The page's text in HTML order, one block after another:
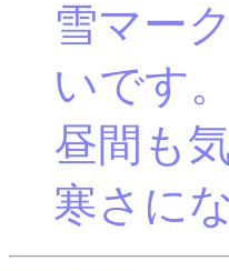
雪マー
いです。
昼間も
寒さに